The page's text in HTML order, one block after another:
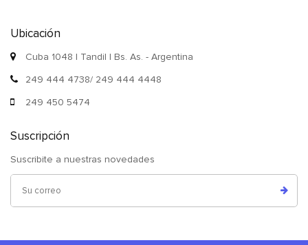
Ubicación
Cuba 1048 | Tandil | Bs. As. - Argentina
249 444 4738/ 249 444 4448
249 450 5474
Suscripción
Suscribite a nuestras novedades